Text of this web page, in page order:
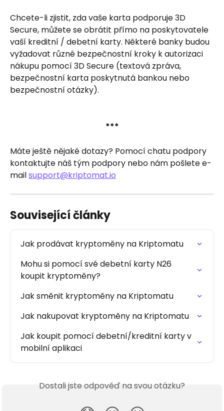
Chcete-li zjistit, zda vaše karta podporuje 3D
Secure, můžete se obrátit přímo na poskytovatele
vaší kreditní / debetní karty. Některé banky budou
vyžadovat různé bezpečnostní kroky k autorizaci
nákupu pomocí 3D Secure (textová zpráva,
bezpečnostní karta poskytnutá bankou nebo
bezpečnostní otázky).
***
Máte ještě nějaké dotazy? Pomocí chatu podpory
kontaktujte náš tým podpory nebo nám pošlete e-
mail support@kriptomat.io
Související články
Jak prodávat kryptoměny na Kriptomatu
Mohu si pomocí své debetní karty N26
koupit kryptoměny?
Jak směnit kryptoměny na Kriptomatu
Jak nakupovat kryptoměny na Kriptomatu
Jak koupit pomocí debetní/kreditní karty v
mobilní aplikaci
Dostali jste odpověď na svou otázku?